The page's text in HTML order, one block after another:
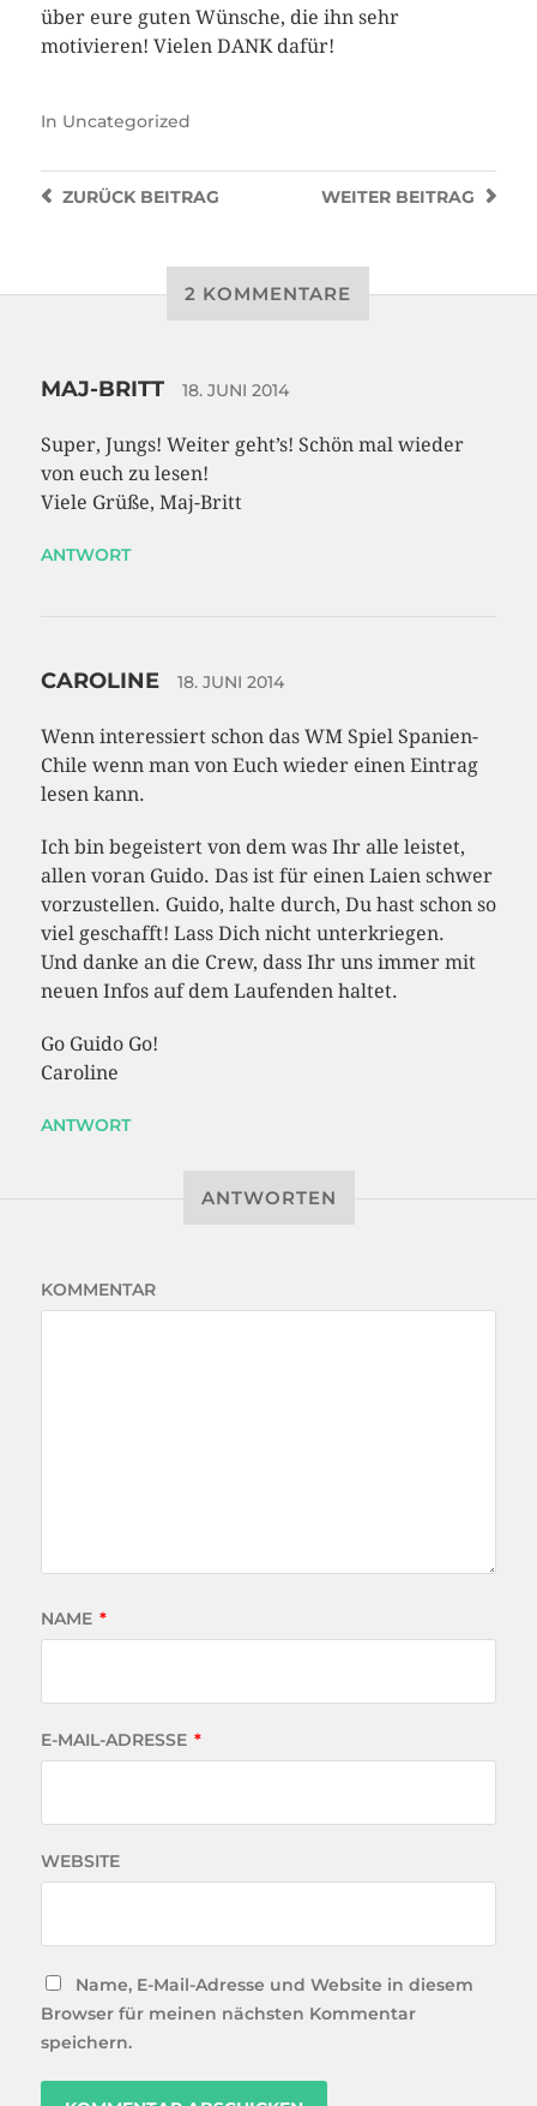
über eure guten Wünsche, die ihn sehr
motivieren! Vielen DANK dafür!
In Uncategorized
WEITER BEITRAG
ZURÜCKBEITRAG
2 KOMMENTARE
MAJ-BRITT 18. JUNI 2014
Super, Jungs! Weiter geht’s! Schön mal wieder
von euch zu lesen!
Viele Grüße, Maj-Britt
ANTWORT
CAROLINE 18. JUNI 2014
Wenn interessiert schon das WM Spiel Spanien-
Chile wenn man von Euch wieder einen Eintrag
lesen kann.
Ich bin begeistert von dem was Ihr alle leistet,
allen voran Guido. Das ist für einen Laien schwer
vorzustellen. Guido, halte durch, Du hast schon so
viel geschafft! Lass Dich nicht unterkriegen.
Und danke an die Crew, dass Ihr uns immer mit
neuen Infos auf dem Laufenden haltet.
Go Guido Go!
Caroline
ANTWORT
ANTWORTEN
KOMMENTAR
NAME *
E-MAIL-ADRESSE *
WEBSITE
Name, E-Mail-Adresse und Website in diesem
Browser für meinen nächsten Kommentar
speichern.